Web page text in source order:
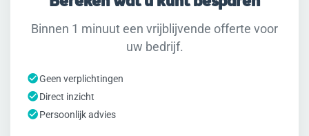
Binnen 1 minuut een vrijblijvende offerte voor
uw bedrijf.
Geen verplichtingen
Direct inzicht
Persoonlijk advies